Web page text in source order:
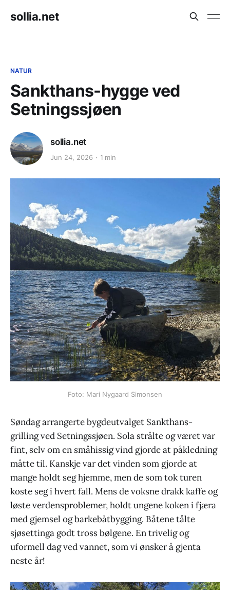
sollia.net
NATUR
Sankthans-hygge ved
Setningssjøen
sollia.net
Jun 24, 2026 1 min
Foto: Mari Nygaard Simonsen
Søndag arrangerte bygdeutvalget Sankthans-
grilling ved Setningssjøen. Sola strålte og været var
fint, selv om en småhissig vind gjorde at påkledning
måtte til. Kanskje var det vinden som gjorde at
mange holdt seg hjemme, men de som tok turen
koste seg i hvert fall. Mens de voksne drakk kaffe og
løste verdensproblemer, holdt ungene koken i fjæra
med gjemsel og barkebåtbygging. Båtene tålte
sjøsettinga godt tross bølgene. En trivelig og
uformell dag ved vannet, som vi ønsker å gjenta
neste år!